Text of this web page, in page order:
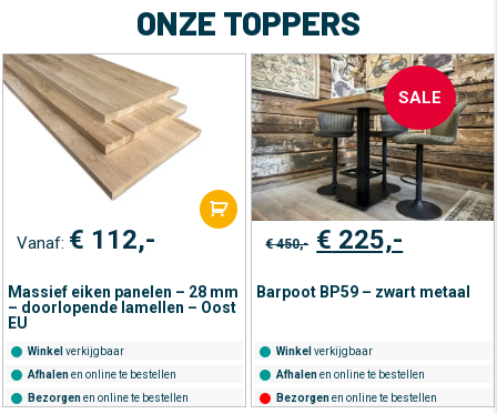
ONZE TOPPERS
– 28 mm
– Oost
SALE
450,- Oorspronkelijke
was:
€ 450,-.
Huidige
prijs
is:
€ 225,-.
Barpoot BP59 – zwart metaal
Winkel
Afhalen en online te bestellen
Bezorgen en online te bestellen
Vanaf:
Massief vuren
Winkel
Afhalen en online te
Bezorgen en online te